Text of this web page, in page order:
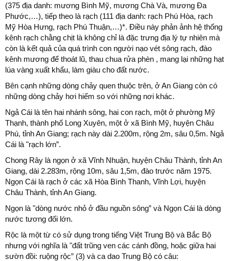
(375 địa danh: mương Bình Mỹ, mương Chà Và, mương Đa
Phước,…), tiếp theo là rạch (111 địa danh: rạch Phú Hòa, rạch
Mỹ Hòa Hưng, rạch Phú Thuận,…)*. Điều này phản ảnh hệ thống
kênh rạch chằng chịt là không chỉ là đặc trưng địa lý tự nhiên mà
còn là kết quả của quá trình con người nạo vét sông rạch, đào
kênh mương để thoát lũ, thau chua rửa phèn , mang lại những hạt
lúa vàng xuất khẩu, làm giàu cho đất nước.
Bên cạnh những dòng chảy quen thuộc trên, ở An Giang còn có
những dòng chảy hơi hiếm so với những nơi khác.
Ngả Cái là tên hai nhánh sông, hai con rạch, một ở phường Mỹ
Thạnh, thành phố Long Xuyên, một ở xã Bình Mỹ, huyện Châu
Phú, tỉnh An Giang; rạch này dài 2.200m, rộng 2m, sâu 0,5m. Ngả
Cái là "rạch lớn”.
Chong Rây là ngọn ở xã Vĩnh Nhuận, huyện Châu Thành, tỉnh An
Giang, dài 2.283m, rộng 10m, sâu 1,5m, đào trước năm 1975.
Ngọn Cái là rạch ở các xã Hòa Bình Thanh, Vĩnh Lợi, huyện
Châu Thành, tỉnh An Giang.
Ngọn là "dòng nước nhỏ ở đầu nguồn sông” và Ngọn Cái là dòng
nước tương đối lớn.
Rộc là một từ có sử dụng trong tiếng Việt Trung Bộ và Bắc Bộ
nhưng với nghĩa là "đất trũng ven các cánh đồng, hoặc giữa hai
sườn đồi: ruộng rộc” (3) và ca dao Trung Bộ có câu: